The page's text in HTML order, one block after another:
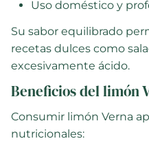
Uso doméstico y
Su sabor equilibrado
recetas dulces como
excesivamente ácido.
Beneficios del limón
Consumir limón Verna
nutricionales: